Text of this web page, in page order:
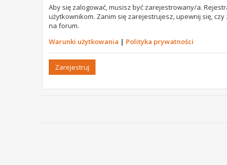
Aby się zalogować, musisz być zarejestrowany/a.
użytkownikom. Zanim się zarejestrujesz, upewnij się,
na forum.
Warunki użytkowania | Polityka prywatności
Zarejestruj